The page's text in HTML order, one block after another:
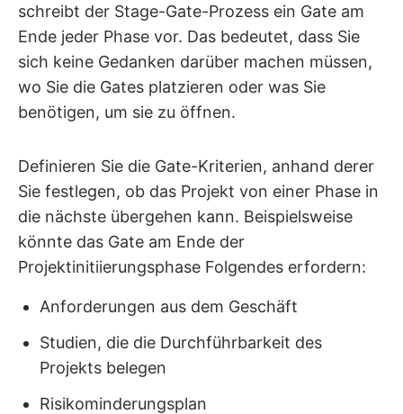
schreibt der Stage-Gate-Prozess ein Gate am
Ende jeder Phase vor. Das bedeutet, dass Sie
sich keine Gedanken darüber machen müssen,
wo Sie die Gates platzieren oder was Sie
benötigen, um sie zu öffnen.
Definieren Sie die Gate-Kriterien, anhand derer
Sie festlegen, ob das Projekt von einer Phase in
die nächste übergehen kann. Beispielsweise
könnte das Gate am Ende der
Projektinitiierungsphase Folgendes erfordern:
Anforderungen aus dem Geschäft
Studien, die die Durchführbarkeit des
Projekts belegen
Risikominderungsplan